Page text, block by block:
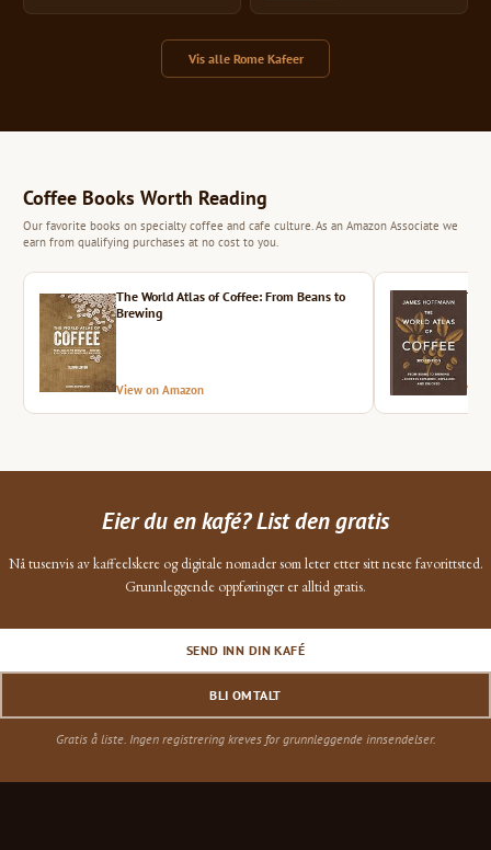
Vis alle Rome Kafeer
Coffee Books Worth Reading
Our favorite books on specialty coffee and cafe culture. As an Amazon Associate we
earn from qualifying purchases at no cost to you.
The World Atlas of Coffee: From Beans to
Brewing
View on Amazon
Eier du en kafé? List den gratis
Nå tusenvis av kaffeelskere og digitale nomader som leter etter sitt neste favorittsted.
Grunnleggende oppføringer er alltid gratis.
SEND INN DIN KAFÉ
BLI OMTALT
Gratis å liste. Ingen registrering kreves for grunnleggende innsendelser.